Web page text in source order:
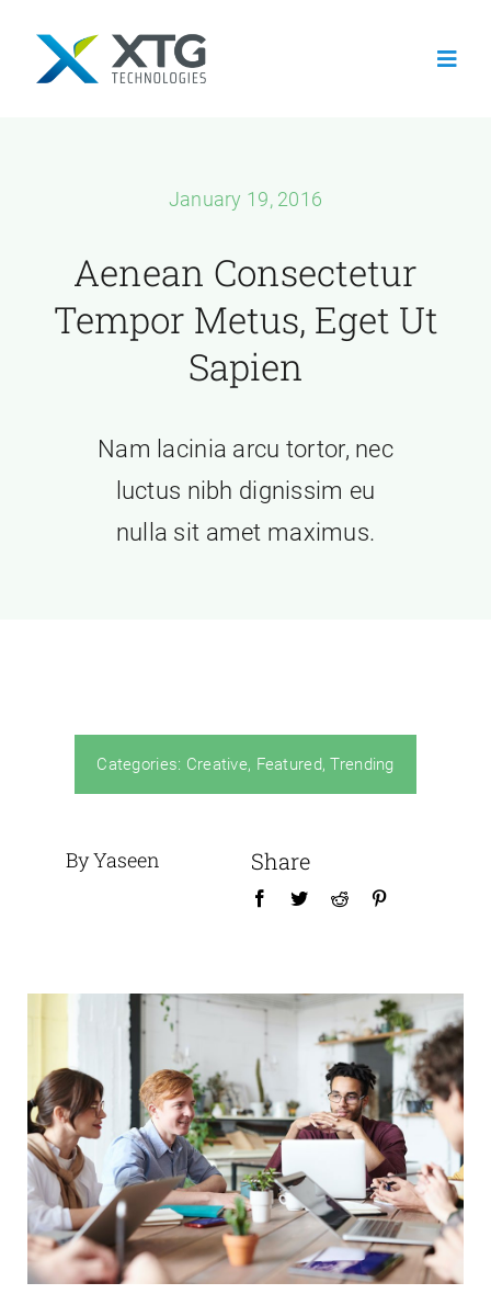
content
Contact Us
January 19, 2016
Aenean Consectetur
Tempor Metus, Eget Ut
Sapien
Nam lacinia arcu tortor, nec
luctus nibh dignissim eu
nulla sit amet maximus.
Categories: Creative, Featured,Trending
By Yaseen Share